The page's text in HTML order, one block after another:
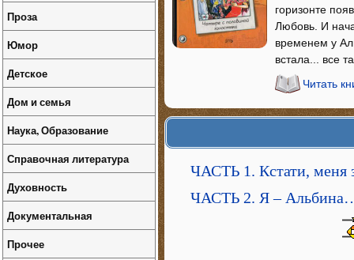
горизонте
Любовь. И
временем у
встала... все
Читать
ЧАСТЬ 1. Кстати, меня
ЧАСТЬ 2. Я –
Проза
Юмор
Детское
Дом и семья
Наука, Образование
Справочная литература
Духовность
Документальная
Прочее